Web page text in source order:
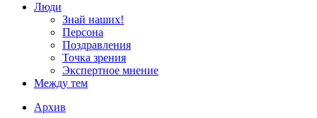
Люди
Знай наших!
Персона
Поздравления
Точка зрения
Экспертное мнение
Между тем
Архив